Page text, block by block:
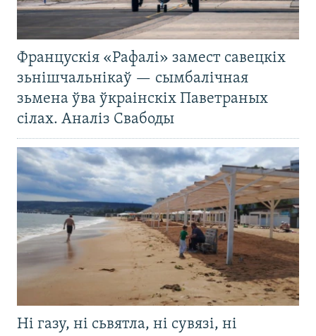
Францускія «Рафалі» замест савецкіх
зьнішчальнікаў — сымбалічная
зьмена ўва ўкраінскіх Паветраных
сілах. Аналіз Свабоды
Ні газу, ні сьвятла, ні сувязі, ні